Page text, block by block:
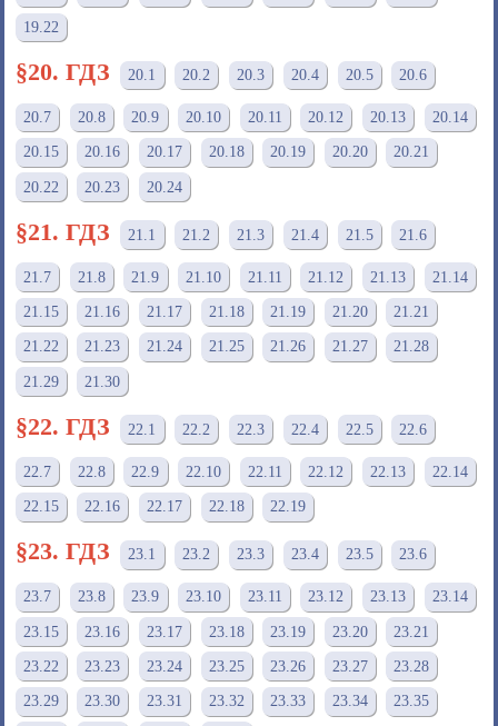
19.22
§20. ГДЗ 20.1 20.2 20.3 20.4 20.5 20.6
20.7 20.8 20.9 20.10 20.11 20.12 20.13 20.14
20.15 20.16 20.17 20.18 20.19 20.20 20.21
20.22 20.23 20.24
§21. ГДЗ 21.1 21.2 21.3 21.4 21.5 21.6
21.7 21.8 21.9 21.10 21.11 21.12 21.13 21.14
21.15 21.16 21.17 21.18 21.19 21.20 21.21
21.22 21.23 21.24 21.25 21.26 21.27 21.28
21.29 21.30
§22. ГДЗ 22.1 22.2 22.3 22.4 22.5 22.6
22.7 22.8 22.9 22.10 22.11 22.12 22.13 22.14
22.15 22.16 22.17 22.18 22.19
§23. ГДЗ 23.1 23.2 23.3 23.4 23.5 23.6
23.7 23.8 23.9 23.10 23.11 23.12 23.13 23.14
23.15 23.16 23.17 23.18 23.19 23.20 23.21
23.22 23.23 23.24 23.25 23.26 23.27 23.28
23.29 23.30 23.31 23.32 23.33 23.34 23.35